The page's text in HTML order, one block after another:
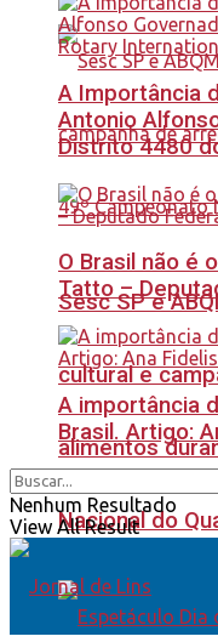
Sesc SP e
cultural e
alimentos
Nacional do
A Importância
Antonio
Distrito 4480
O Brasil não é
Tatto –
A importância
Brasil. Artigo:
Nenhum Resultado
View All Result